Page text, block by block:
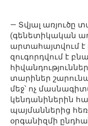
— Տվյալ առյուծը
(գենետիկական
արտահայտվում
զուգորդվում է
տարիներ
մեջ՝ ոչ
կենդանիներին
պայմաններից
օրգանիզմի